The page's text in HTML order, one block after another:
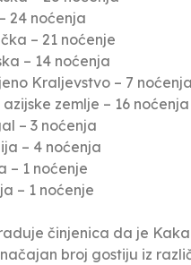
24 noćenja
– 21 noćenje
– 14 noćenja
Kraljevstvo – 7 noćenja
zemlje – 16 noćenja
– 3 noćenja
– 4 noćenja
– 1 noćenje
– 1 noćenje
činjenica da je
broj gostiju iz